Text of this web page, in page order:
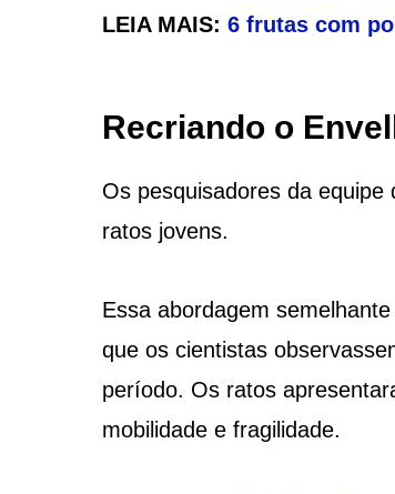
LEIA MAIS: 6 frutas com
Recriando o
Os pesquisadores da
ratos jovens.
Essa abordagem
que os cientistas
período. Os ratos
mobilidade e fragilidade.